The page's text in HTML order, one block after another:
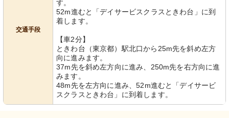
交通手段
す。
52m進むと「デイサービスクラスときわ台」に到
着します。
【車2分】
ときわ台（東京都）駅北口から25m先を斜め左方
向に進みます。
37m先を斜め左方向に進み、250m先を右方向に進
みます。
48m先を左方向に進み、52m進むと「デイサービ
スクラスときわ台」に到着します。